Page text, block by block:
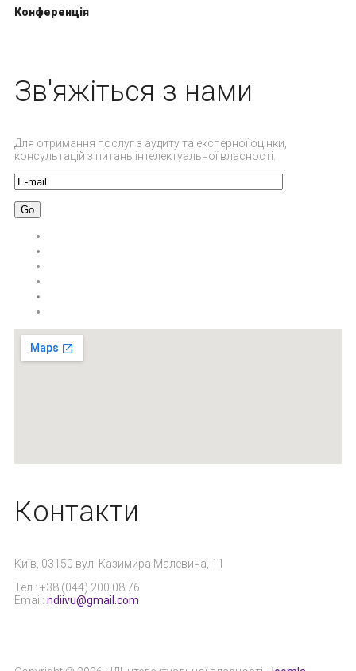
Конференція
Зв'яжіться з нами
Для отримання послуг з аудиту та експерної оцінки,
консультацій з питань інтелектуальної власності.
Контакти
Київ, 03150 вул. Казимира Малевича, 11
Тел.: +38 (044) 200 08 76
Email: ndiivu@gmail.com